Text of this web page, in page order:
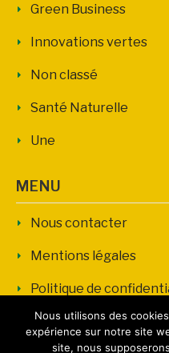
Green Business
Innovations vertes
Non classé
Santé Naturelle
Une
MENU
Nous contacter
Mentions légales
Politique de
Nous utilisons des
expérience sur notre site
site, nous